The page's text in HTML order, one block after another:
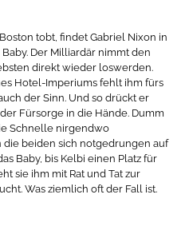
tobt, findet Gabriel Nixon in
Der Milliardär nimmt den
direkt wieder loswerden.
Hotel-Imperiums fehlt ihm fürs
der Sinn. Und so drückt er
Fürsorge in die Hände. Dumm
Schnelle nirgendwo
die beiden sich notgedrungen auf
Baby, bis Kelbi einen Platz für
sie ihm mit Rat und Tat zur
Was ziemlich oft der Fall ist.